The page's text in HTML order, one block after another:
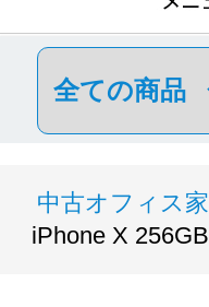
中古オフィス
iPhone X